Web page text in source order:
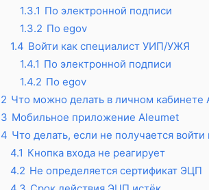
1.3.1 По электронной подписи
1.3.2 По egov
1.4 Войти как специалист УИП/УЖЯ
1.4.1 По электронной подписи
1.4.2 По egov
2 Что можно делать в личном кабинете
3 Мобильное приложение Aleumet
4 Что делать, если не получается
4.1 Кнопка входа не реагирует
4.2 Не определяется сертификат ЭЦП